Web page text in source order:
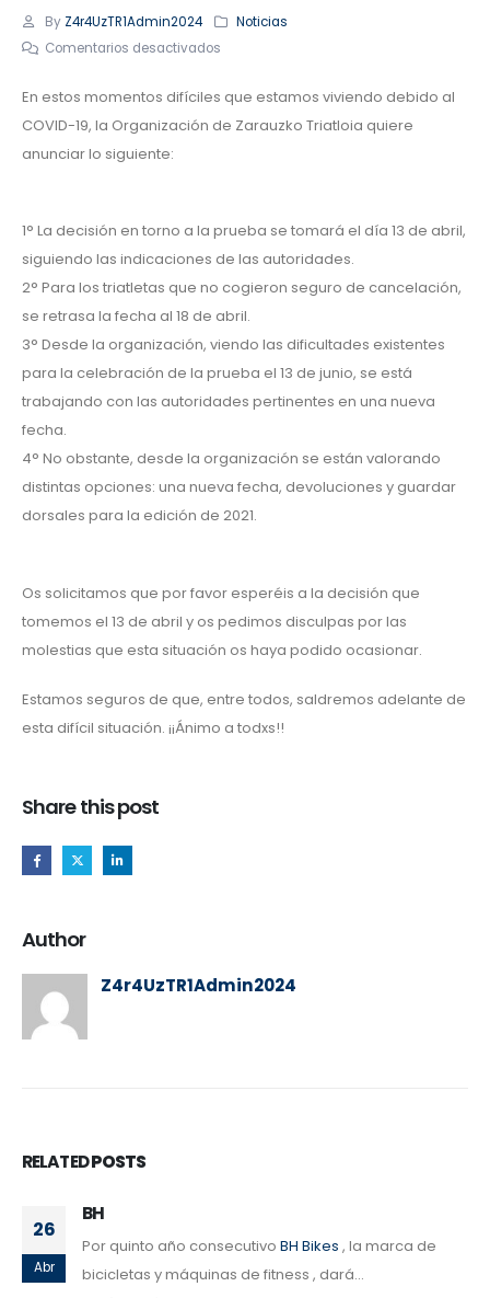
By Z4r4UzTR1Admin2024
Noticias
Comentarios desactivados
En estos momentos difíciles que estamos viviendo debido al
COVID-19, la Organización de Zarauzko Triatloia quiere
anunciar lo siguiente:
1° La decisión en torno a la prueba se tomará el día 13 de abril,
siguiendo las indicaciones de las autoridades.
2° Para los triatletas que no cogieron seguro de cancelación,
se retrasa la fecha al 18 de abril.
3° Desde la organización, viendo las dificultades existentes
para la celebración de la prueba el 13 de junio, se está
trabajando con las autoridades pertinentes en una nueva
fecha.
4° No obstante, desde la organización se están valorando
distintas opciones: una nueva fecha, devoluciones y guardar
dorsales para la edición de 2021.
Os solicitamos que por favor esperéis a la decisión que
tomemos el 13 de abril y os pedimos disculpas por las
molestias que esta situación os haya podido ocasionar.
Estamos seguros de que, entre todos, saldremos adelante de
esta difícil situación. ¡¡Ánimo a todxs!!
Share this post
Author
Z4r4UzTR1Admin2024
RELATEDPOSTS
Feb
recibirán las plazas reservadas por la
organización